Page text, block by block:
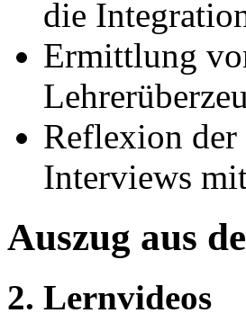
die
Ermittlung
Reflexion
Interviews
Auszug aus
2. Lernvideos